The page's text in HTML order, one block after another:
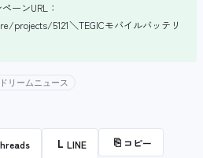
ーンURL：
5121＼TEGICモバイルバッテリ
リームニュース
L LINE ⎘ コピー